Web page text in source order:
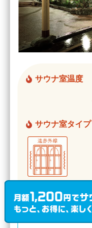
サウナ室温度
サウナ室タイプ
水風呂の温度帯